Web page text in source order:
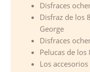
Disfraces
Disfraz de los
George
Disfraces
Pelucas de los
Los